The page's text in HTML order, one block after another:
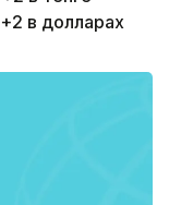
в долларах